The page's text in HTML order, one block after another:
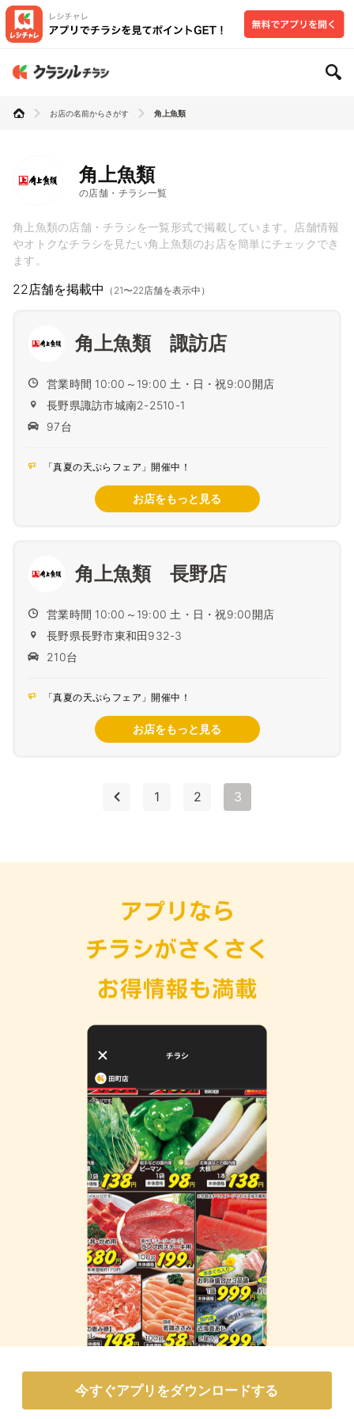
お店の名前からさがす 角上魚類
角上魚類
の店舗・チラシ一覧
角上魚類の店舗・チラシを一覧形式で掲載しています。店舗情報
やオトクなチラシを見たい角上魚類のお店を簡単にチェックでき
ます。
22店舗を掲載中 （21〜22店舗を表示中）
角上魚類 諏訪店
営業時間 10:00～19:00 土・日・祝9:00開店
長野県諏訪市城南2-2510-1
97台
「真夏の天ぷらフェア」開催中！
お店をもっと見る
角上魚類 長野店
営業時間 10:00～19:00 土・日・祝9:00開店
長野県長野市東和田932-3
210台
「真夏の天ぷらフェア」開催中！
お店をもっと見る
1 2 3
今すぐアプリをダウンロードする